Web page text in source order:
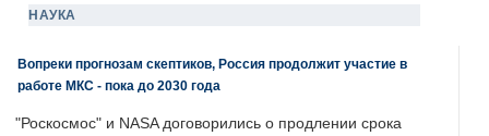
НАУКА
Вопреки прогнозам скептиков, Россия продолжит участие в
работе МКС - пока до 2030 года
"Роскосмос" и NASA договорились о продлении срока